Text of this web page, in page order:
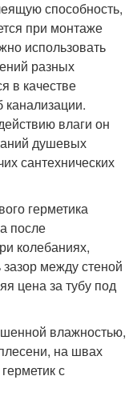
способность,
при монтаже
использовать
разных
в качестве
канализации.
влаги он
душевых
сантехнических
герметика
после
колебаниях,
между стеной
цена за тубу под
влажностью,
на швах
с